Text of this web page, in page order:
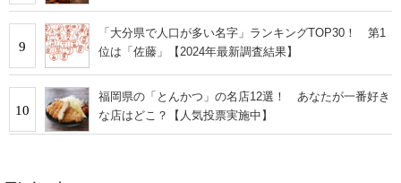
9
「大分県で人口が多い名字」ランキングTOP30！ 第1
位は「佐藤」【2024年最新調査結果】
10
福岡県の「とんかつ」の名店12選！ あなたが一番好き
な店はどこ？【人気投票実施中】